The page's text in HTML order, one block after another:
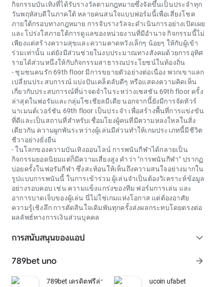
กิจกรรมบันเทิงที่ได้รับรางวัลตามกฎหมายซึ่งจัดขึ้นเป็นประจำทุก
วันพฤหัสบดีในภาคใต้ หลายคนสนใจแบบฟอร์มนี้เพื่อเสี่ยงโชค
ภายใต้กรอบทางกฎหมาย การจับรางวัลจะดำเนินการอย่างเปิดเผย
และโปร่งใสภายใต้การดูแลของหน่วยงานที่มีอำนาจ กิจกรรมนี้ไม่
เพียงแต่สร้างความสุขและความคาดหวังเล็กๆ น้อยๆ ให้กับผู้เข้า
ร่วมเท่านั้น แต่ยังมีส่วนช่วยในงบประมาณทางสังคมด้วยการอุทิศ
รายได้ส่วนหนึ่งให้กับกิจกรรมสาธารณประโยชน์ในท้องถิ่น
- ชุมชนคนรัก 69th floor มีการขยายตัวอย่างต่อเนื่อง พวกเขาแลก
เปลี่ยนประสบการณ์ แบ่งปันเคล็ดลับดีๆ หรือแสดงความคิดเห็น
เกี่ยวกับประสบการณ์ที่น่าจดจำในระหว่างเซสชัน 69th floor ครั้ง
ล่าสุดในฟอรัมและกลุ่มโซเชียลมีเดีย นอกจากนี้ยังมีการจัดทัวร์
นาเมนต์เวอร์ชัน 69th floor เป็นประจำ เพื่อสร้างพื้นที่การแข่งขัน
ที่ดีและเป็นสถานที่สำหรับเชื่อมโยงผู้คนที่มีความหลงใหลในสิ่ง
เดียวกัน ความผูกพันระหว่างผู้เล่นมีส่วนทำให้เกมประเภทนี้มีชีวิต
ชีวาอย่างยั่งยืน
- ในโลกของความบันเทิงออนไลน์ การพนันกีฬาได้กลายเป็น
กิจกรรมยอดนิยมแต่ก็มีความเสี่ยงสูง คำว่า "การพนันกีฬา" ปรากฏ
บ่อยครั้งในฟอรัมกีฬา ซึ่งสะท้อนให้เห็นถึงความสนใจอย่างมากใน
รูปแบบการพนันนี้ ในการเข้าร่วม ผู้เล่นจำเป็นต้องวิเคราะห์ข้อมูล
อย่างรอบคอบ เช่น ความแข็งแกร่งของทีม ฟอร์มการเล่น และ
อาการบาดเจ็บของผู้เล่น นี่ไม่ใช่เกมแห่งโอกาส แต่ต้องอาศัย
ความรู้เชิงลึก การตัดสินใจเดิมพันทุกครั้งส่งผลกระทบโดยตรงต่อ
ผลลัพธ์ทางการเงินส่วนบุคคล
การสนับสนุนของแอป expand_more
789bet uno arrow_forward
789bet เครดิตฟรีล่าสุด ucoin ufabet